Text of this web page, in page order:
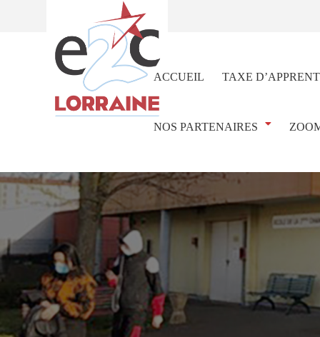
ACCUEIL TAXE
NOS PARTENAIRES